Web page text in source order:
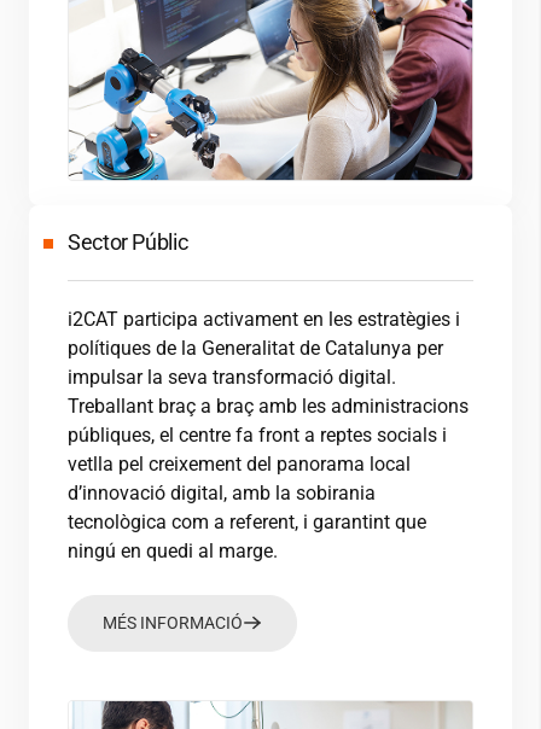
Sector Públic
i2CAT participa activament en les estratègies i
polítiques de la Generalitat de Catalunya per
impulsar la seva transformació digital.
Treballant braç a braç amb les administracions
públiques, el centre fa front a reptes socials i
vetlla pel creixement del panorama local
d’innovació digital, amb la sobirania
tecnològica com a referent, i garantint que
ningú en quedi al marge.
MÉS INFORMACIÓ